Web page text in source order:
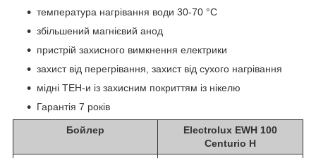
температура нагрівання води 30-70 °C
збільшений магнієвий анод
пристрій захисного вимкнення електрики
захист від перегрівання, захист від сухого нагрівання
мідні ТЕН-и із захисним покриттям із нікелю
Гарантія 7 років
Бойлер
Electrolux EWH 100
Centurio H